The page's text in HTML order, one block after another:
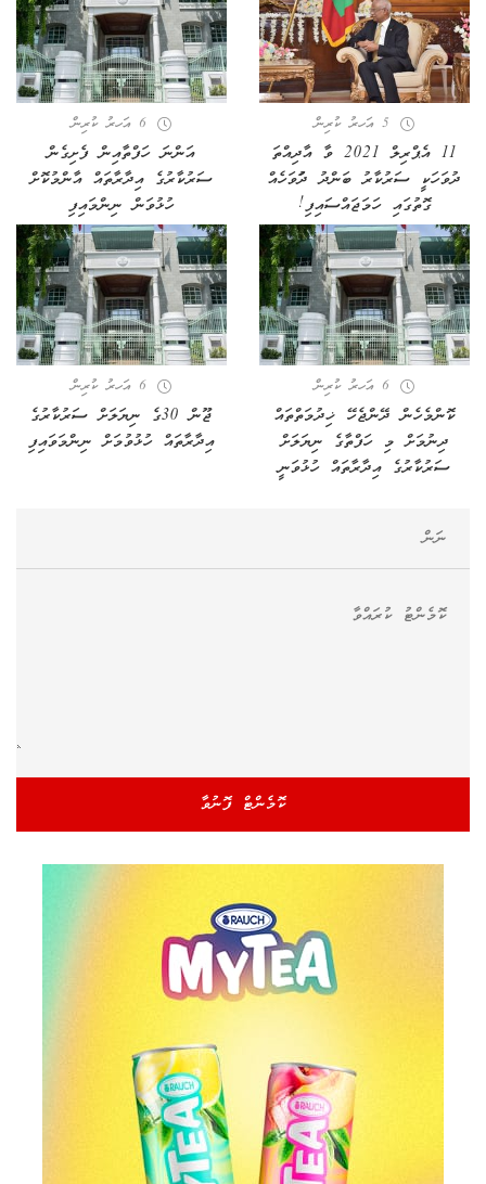
5 އަހރު ކުރިން
11 އެޕްރިލް 2021 ވާ އާދިއްތަ
ދުވަހަކީ ސަރުކާރު ބަންދު ދުަވަހެއް
ގޮތުގައި ހަމަޖައްސައިފި!
6 އަހރު ކުރިން
އަންނަ ހަފްތާއިން ފެށިގެން
ސަރުކާރުގެ އިދާރާތައް އާންމުކޮށް
ހުޅުވަން ނިންމައިފި
6 އަހރު ކުރިން
ކޮންމެހެން ދޭންޖެހޭ ޚިދުމަތްތައް
ދިނުމަށް މި ހަފްތާގެ ނިޔަލަށް
ސަރުކާރުގެ އިދާރާތައް ހުޅުވަނީ
6 އަހރު ކުރިން
ޖޫން 30ގެ ނިޔަލަށް ސަރުކާރުގެ
އިދާރާތައް ހުޅުވުމަށް ނިންމަވައިފި